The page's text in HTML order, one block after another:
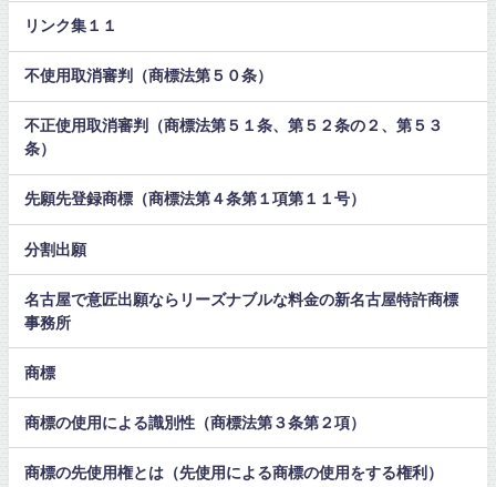
リンク集１１
不使用取消審判（商標法第５０条）
不正使用取消審判（商標法第５１条、第５２条の２、第５３
条）
先願先登録商標（商標法第４条第１項第１１号）
分割出願
名古屋で意匠出願ならリーズナブルな料金の新名古屋特許商標
事務所
商標
商標の使用による識別性（商標法第３条第２項）
商標の先使用権とは（先使用による商標の使用をする権利）